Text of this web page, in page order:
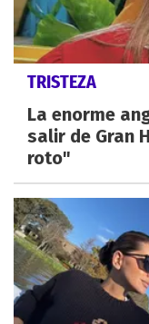
TRISTEZA
La enorme
salir de Gran
roto"